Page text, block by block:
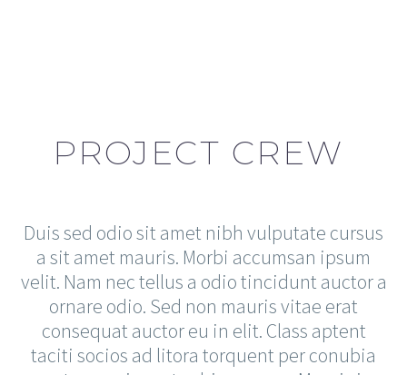
PROJECT CREW
Duis sed odio sit amet nibh vulputate cursus
a sit amet mauris. Morbi accumsan ipsum
velit. Nam nec tellus a odio tincidunt auctor a
ornare odio. Sed non mauris vitae erat
consequat auctor eu in elit. Class aptent
taciti socios ad litora torquent per conubia